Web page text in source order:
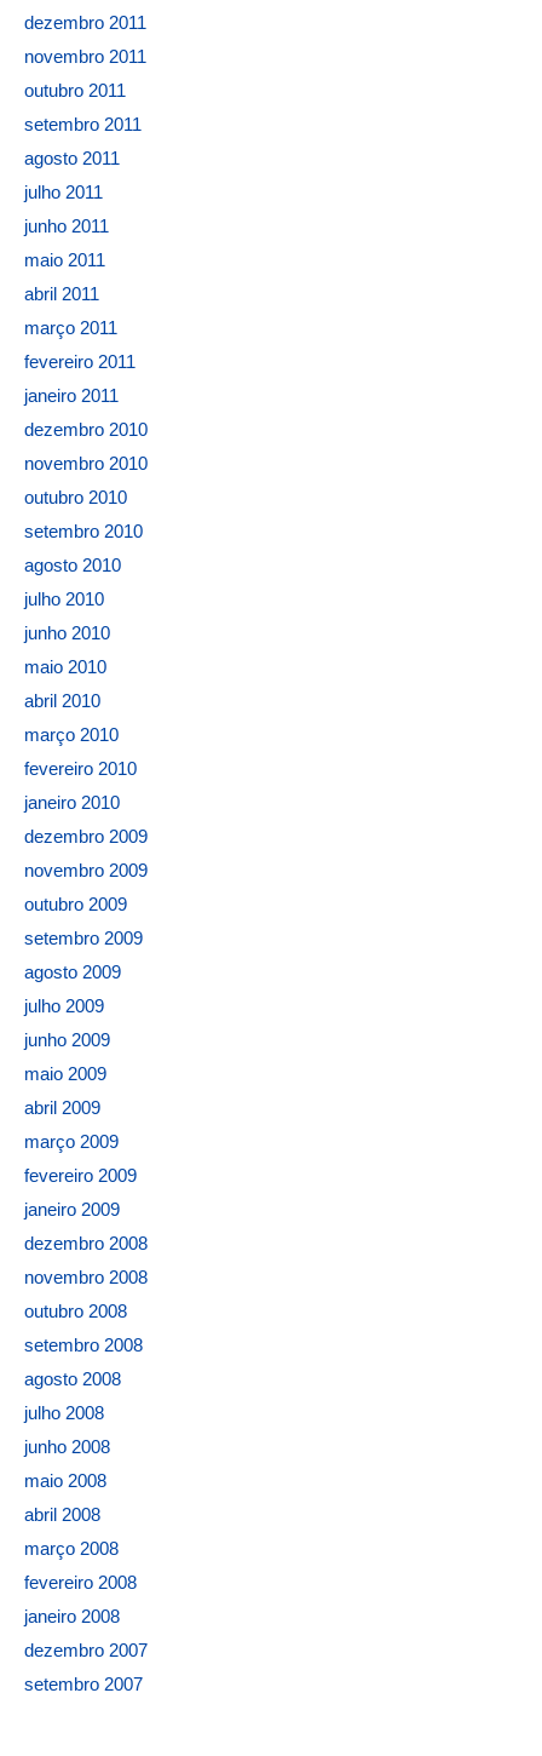
dezembro 2011
novembro 2011
outubro 2011
setembro 2011
agosto 2011
julho 2011
junho 2011
maio 2011
abril 2011
março 2011
fevereiro 2011
janeiro 2011
dezembro 2010
novembro 2010
outubro 2010
setembro 2010
agosto 2010
julho 2010
junho 2010
maio 2010
abril 2010
março 2010
fevereiro 2010
janeiro 2010
dezembro 2009
novembro 2009
outubro 2009
setembro 2009
agosto 2009
julho 2009
junho 2009
maio 2009
abril 2009
março 2009
fevereiro 2009
janeiro 2009
dezembro 2008
novembro 2008
outubro 2008
setembro 2008
agosto 2008
julho 2008
junho 2008
maio 2008
abril 2008
março 2008
fevereiro 2008
janeiro 2008
dezembro 2007
setembro 2007